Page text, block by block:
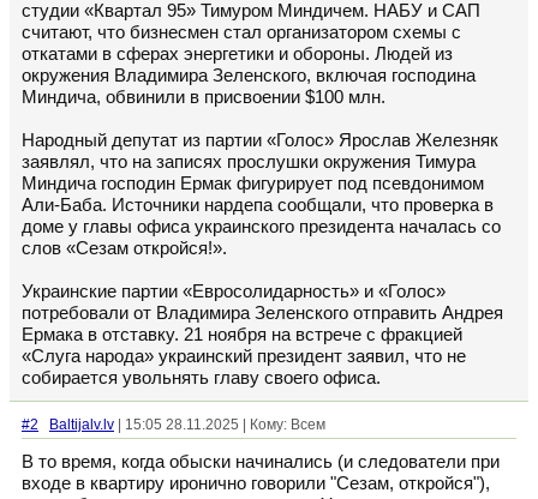
студии «Квартал 95» Тимуром Миндичем. НАБУ и САП
считают, что бизнесмен стал организатором схемы с
откатами в сферах энергетики и обороны. Людей из
окружения Владимира Зеленского, включая господина
Миндича, обвинили в присвоении $100 млн.
Народный депутат из партии «Голос» Ярослав Железняк
заявлял, что на записях прослушки окружения Тимура
Миндича господин Ермак фигурирует под псевдонимом
Али-Баба. Источники нардепа сообщали, что проверка в
доме у главы офиса украинского президента началась со
слов «Сезам откройся!».
Украинские партии «Евросолидарность» и «Голос»
потребовали от Владимира Зеленского отправить Андрея
Ермака в отставку. 21 ноября на встрече с фракцией
«Слуга народа» украинский президент заявил, что не
собирается увольнять главу своего офиса.
#2 Baltijalv.lv | 15:05 28.11.2025 | Кому: Всем
В то время, когда обыски начинались (и следователи при
входе в квартиру иронично говорили "Сезам, откройся"),